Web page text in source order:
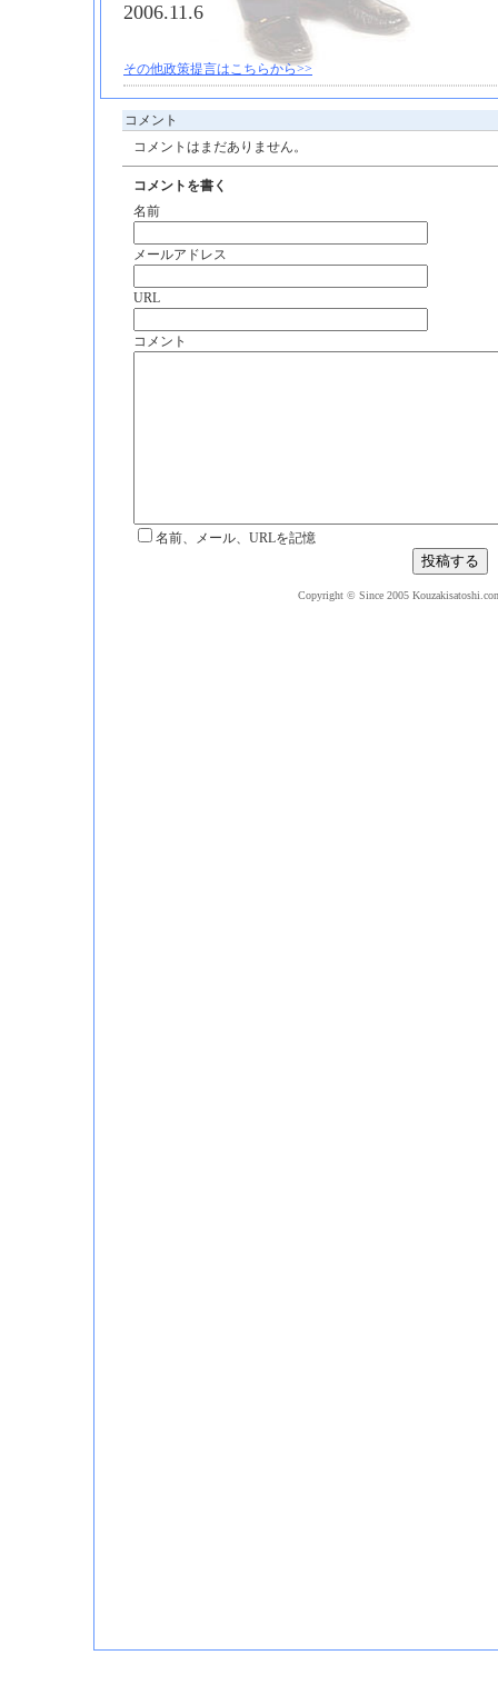
2006.11.6
その他政策提言はこちらから>>
コメント
コメントはまだありません。
コメントを書く
名前
メールアドレス
URL
コメント
名前、メール、URLを記憶
Copyright © Since 2005